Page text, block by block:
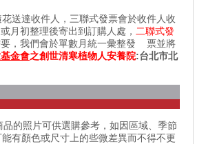
送達收件人，三聯式發票會於收件人收
月初整理後寄出到訂購人處， 二聯式發
，我們會於單數月統一彙整發 票並將
金會之創世清寒植物人安養院:台北市北
品的照片可供選購參考，如因區域、季節
有顏色或尺寸上的些微差異而不得不更